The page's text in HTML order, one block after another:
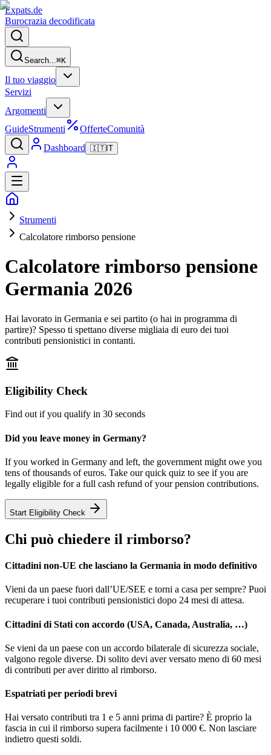
Expats.de
Burocrazia decodificata
Search...⌘K
Il tuo viaggio
Servizi
Argomenti
GuideStrumenti OfferteComunità
Dashboard 🇮🇹IT
Strumenti
Calcolatore rimborso pensione
Calcolatore rimborso pensione
Germania 2026
Hai lavorato in Germania e sei partito (o hai in programma di
partire)? Spesso ti spettano diverse migliaia di euro dei tuoi
contributi pensionistici in contanti.
Eligibility Check
Find out if you qualify in 30 seconds
Did you leave money in Germany?
If you worked in Germany and left, the government might owe you
tens of thousands of euros. Take our quick quiz to see if you are
legally eligible for a full cash refund of your pension contributions.
Start Eligibility Check
Chi può chiedere il rimborso?
Cittadini non-UE che lasciano la Germania in modo definitivo
Vieni da un paese fuori dall’UE/SEE e torni a casa per sempre? Puoi
recuperare i tuoi contributi pensionistici dopo 24 mesi di attesa.
Cittadini di Stati con accordo (USA, Canada, Australia, …)
Se vieni da un paese con un accordo bilaterale di sicurezza sociale,
valgono regole diverse. Di solito devi aver versato meno di 60 mesi
di contributi per aver diritto al rimborso.
Espatriati per periodi brevi
Hai versato contributi tra 1 e 5 anni prima di partire? È proprio la
fascia in cui il rimborso supera facilmente i 10 000 €. Non lasciare
indietro questi soldi.